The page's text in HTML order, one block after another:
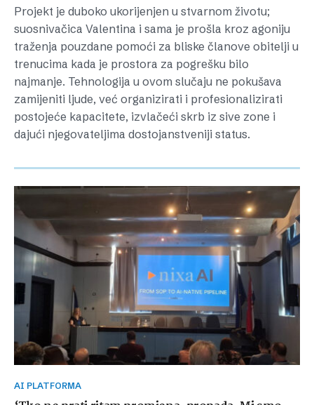
Projekt je duboko ukorijenjen u stvarnom životu;
suosnivačica Valentina i sama je prošla kroz agoniju
traženja pouzdane pomoći za bliske članove obitelji u
trenucima kada je prostora za pogrešku bilo
najmanje. Tehnologija u ovom slučaju ne pokušava
zamijeniti ljude, već organizirati i profesionalizirati
postojeće kapacitete, izvlačeći skrb iz sive zone i
dajući njegovateljima dostojanstveniji status.
AI PLATFORMA